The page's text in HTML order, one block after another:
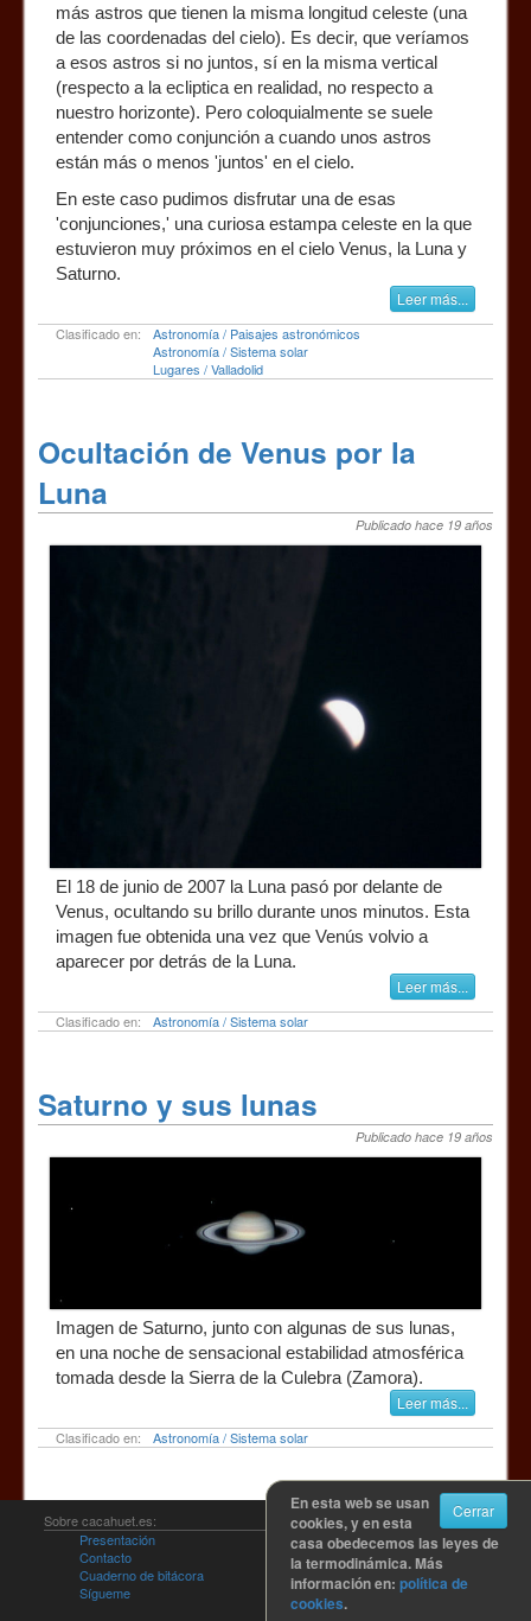
más astros que tienen la misma longitud celeste (una
de las coordenadas del cielo). Es decir, que veríamos
a esos astros si no juntos, sí en la misma vertical
(respecto a la ecliptica en realidad, no respecto a
nuestro horizonte). Pero coloquialmente se suele
entender como conjunción a cuando unos astros
están más o menos 'juntos' en el cielo.
En este caso pudimos disfrutar una de esas
'conjunciones,' una curiosa estampa celeste en la que
estuvieron muy próximos en el cielo Venus, la Luna y
Saturno.
Leer más...
Clasificado en:
Astronomía / Paisajes astronómicos
Astronomía / Sistema solar
Lugares / Valladolid
Ocultación de Venus por la
Luna
Publicado hace 19 años
El 18 de junio de 2007 la Luna pasó por delante de
Venus, ocultando su brillo durante unos minutos. Esta
imagen fue obtenida una vez que Venús volvio a
aparecer por detrás de la Luna.
Leer más...
Clasificado en: Astronomía / Sistema solar
Saturno y sus lunas
Publicado hace 19 años
Imagen de Saturno, junto con algunas de sus lunas,
en una noche de sensacional estabilidad atmosférica
tomada desde la Sierra de la Culebra (Zamora).
Leer más...
Clasificado en: Astronomía / Sistema solar
Sobre cacahuet.es:
Presentación
Contacto
Cuaderno de bitácora
Sígueme
Política de uso y disfrute
Política de cookies
Cerrar
En esta web se usan
cookies, y en esta
casa obedecemos las leyes de
la termodinámica. Más
información en: política de
cookies.